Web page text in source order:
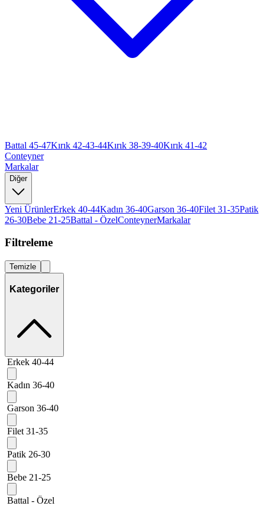
Battal 45-47Kırık 42-43-44Kırık 38-39-40Kırık 41-42
Conteyner
Markalar
Diğer
Yeni ÜrünlerErkek 40-44Kadın 36-40Garson 36-40Filet 31-35Patik
26-30Bebe 21-25Battal - ÖzelConteynerMarkalar
Filtreleme
Temizle
Kategoriler
Erkek 40-44
Kadın 36-40
Garson 36-40
Filet 31-35
Patik 26-30
Bebe 21-25
Battal - Özel